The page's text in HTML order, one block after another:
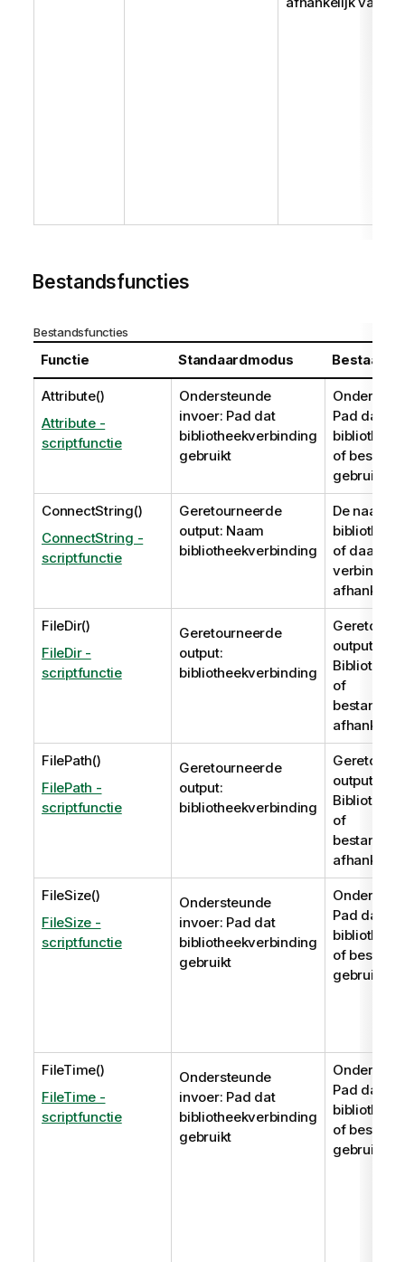
Bestandsfuncties
Bestandsfuncties
Functie Standaardmodus
Attribute()
Attribute -
scriptfunctie
Ondersteunde
invoer: Pad dat
bibliotheekverbinding
gebruikt
Pad dat
of
gebruikt
ConnectString()
ConnectString -
scriptfunctie
Geretourneerde
output: Naam
bibliotheekverbinding
De naam
of
FileDir()
FileDir -
scriptfunctie
Geretourneerde
output:
bibliotheekverbinding
output:
of
FilePath()
FilePath -
scriptfunctie
Geretourneerde
output:
bibliotheekverbinding
output:
of
FileSize()
FileSize -
scriptfunctie
Ondersteunde
invoer: Pad dat
bibliotheekverbinding
gebruikt
Pad dat
of
gebruikt
FileTime()
FileTime -
scriptfunctie
Ondersteunde
invoer: Pad dat
bibliotheekverbinding
gebruikt
Pad dat
of
gebruikt